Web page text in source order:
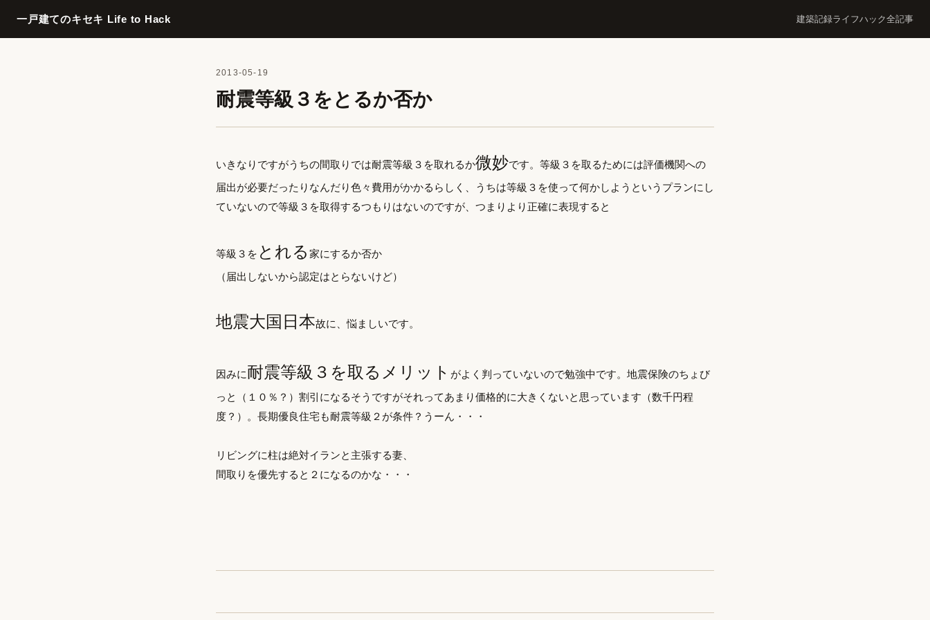
一戸建てのキセキ Life to Hack 建築記録ライフハック全記事
2013-05-19
耐震等級３をとるか否か
いきなりですがうちの間取りでは耐震等級３を取れるか微妙です。等級３を取るためには評価機関への
届出が必要だったりなんだり色々費用がかかるらしく、うちは等級３を使って何かしようというプランにし
ていないので等級３を取得するつもりはないのですが、つまりより正確に表現すると
等級３を とれる 家にするか否か
（届出しないから認定はとらないけど）
地震大国日本故に、悩ましいです。
因みに耐震等級３を取るメリット がよく判っていないので勉強中です。地震保険のちょび
っと（１０％？）割引になるそうですがそれってあまり価格的に大きくないと思っています（数千円程
度？）。長期優良住宅も耐震等級２が条件？うーん・・・
リビングに柱は絶対イランと主張する妻、
間取りを優先すると２になるのかな・・・